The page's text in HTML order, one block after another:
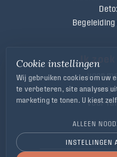
Cookie instellingen
Wij gebruiken cookies om uw
te verbeteren, site analyses
marketing te tonen. U kiest
ALLEEN
INSTELLINGEN
voor
voor
voor